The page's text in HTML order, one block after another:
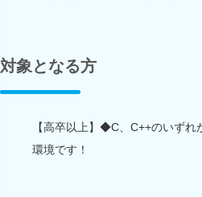
対象となる方
【高卒以上】◆C、C++のいず
環境です！